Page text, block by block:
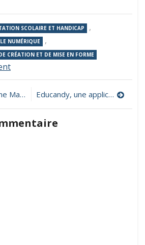
SCOLAIRE ET HANDICAP ,
NUMÉRIQUE ,
CRÉATION ET DE MISE EN FORME
on
éditeur
de
à
de la pyramide ! » Educandy, une application pour créer des activités ludiques interactives